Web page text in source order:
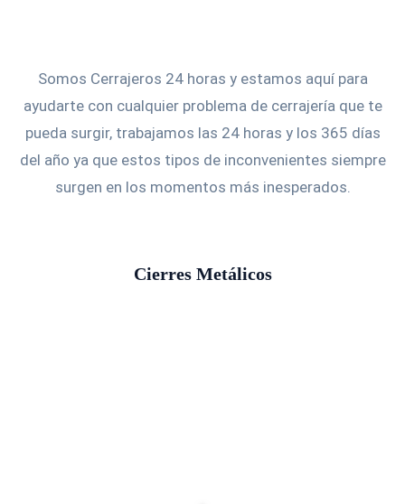
Somos Cerrajeros 24 horas y estamos aquí para
ayudarte con cualquier problema de cerrajería que te
pueda surgir, trabajamos las 24 horas y los 365 días
del año ya que estos tipos de inconvenientes siempre
surgen en los momentos más inesperados.
Cierres Metálicos